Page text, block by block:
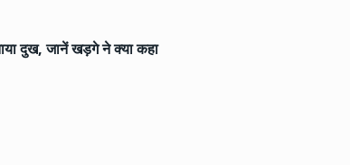
दुख, जानें खड़गे ने क्या कहा